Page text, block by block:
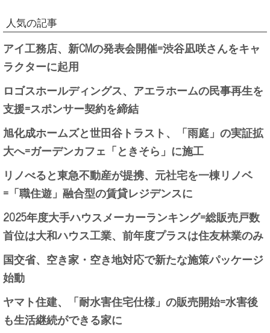
人気の記事
アイ工務店、新CMの発表会開催=渋谷凪咲さんをキャ
ラクターに起用
ロゴスホールディングス、アエラホームの民事再生を
支援=スポンサー契約を締結
旭化成ホームズと世田谷トラスト、「雨庭」の実証拡
大へ=ガーデンカフェ「ときそら」に施工
リノべると東急不動産が提携、元社宅を一棟リノベ
=「職住遊」融合型の賃貸レジデンスに
2025年度大手ハウスメーカーランキング=総販売戸数
首位は大和ハウス工業、前年度プラスは住友林業のみ
国交省、空き家・空き地対応で新たな施策パッケージ
始動
ヤマト住建、「耐水害住宅仕様」の販売開始=水害後
も生活継続ができる家に